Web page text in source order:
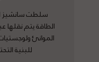
سلطت سانشيز
الطاقة يتم نقلها
الموانئ
للبنية